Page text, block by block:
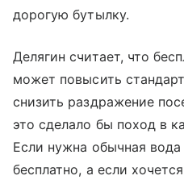
дорогую бутылку.
Делягин считает, что
может повысить
снизить раздражение
это сделало бы поход в
Если нужна обычная
бесплатно, а если